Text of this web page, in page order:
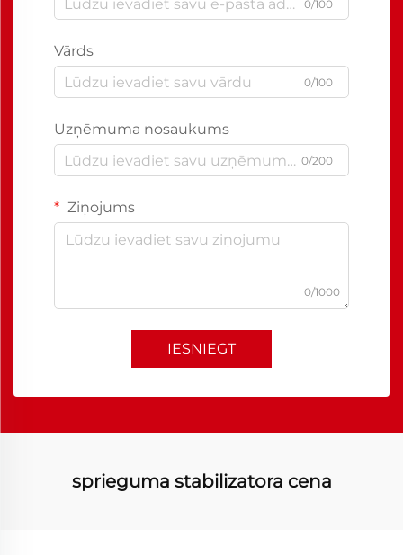
0/100
Vārds
0/100
Uzņēmuma nosaukums
0/200
Ziņojums
0/1000
IESNIEGT
sprieguma stabilizatora cena